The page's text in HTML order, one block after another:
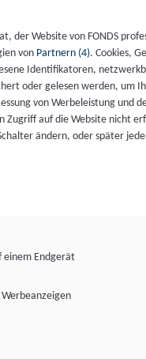
der Website von FONDS
von Partnern (4). Cookies,
Identifikatoren,
oder gelesen werden, um
von Werbeleistung und
Zugriff auf die Website nicht
ändern, oder später
einem Endgerät